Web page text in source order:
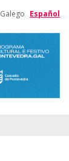
Galego Español